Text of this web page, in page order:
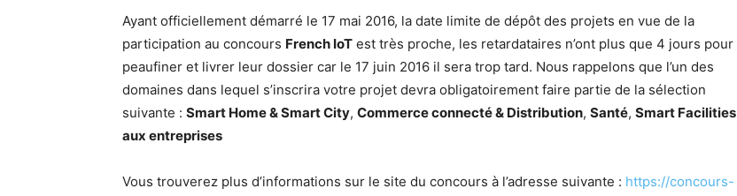
Ayant officiellement démarré le 17 mai 2016, la date limite de dépôt des projets en vue de la
participation au concours French IoT est très proche, les retardataires n’ont plus que 4 jours pour
peaufiner et livrer leur dossier car le 17 juin 2016 il sera trop tard. Nous rappelons que l’un des
domaines dans lequel s’inscrira votre projet devra obligatoirement faire partie de la sélection
suivante : Smart Home & Smart City, Commerce connecté & Distribution, Santé, Smart Facilities
aux entreprises
Vous trouverez plus d’informations sur le site du concours à l’adresse suivante : https://concours-